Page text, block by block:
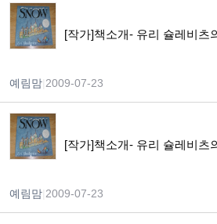
[작가]책소개- 유리 슐레비츠
예림맘 2009-07-23
[작가]책소개- 유리 슐레비츠
예림맘 2009-07-23